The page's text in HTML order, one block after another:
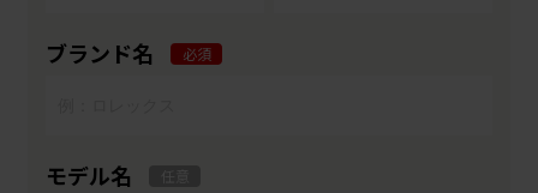
ブランド名 必須
モデル名